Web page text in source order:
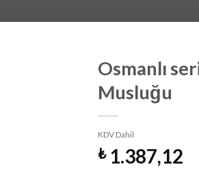
Osmanlı
Musluğu
KDV Dahil
₺1.387,12